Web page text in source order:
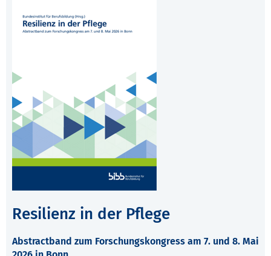
Resilienz in der Pflege
Abstractband zum Forschungskongress am 7. und 8. Mai